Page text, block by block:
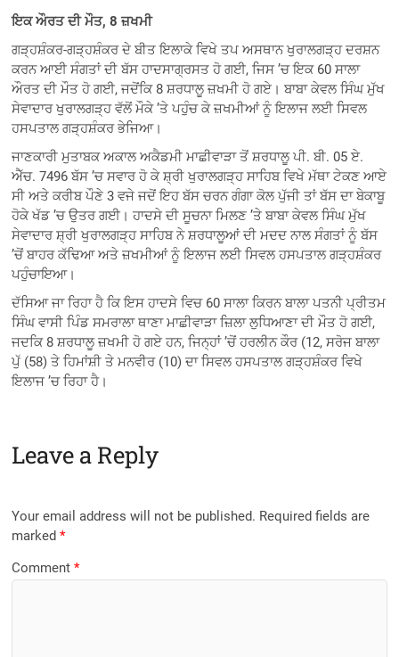
ਇਕ ਔਰਤ ਦੀ ਮੌਤ, 8 ਜ਼ਖਮੀ
ਗੜ੍ਹਸ਼ੰਕਰ-ਗੜ੍ਹਸ਼ੰਕਰ ਦੇ ਬੀਤ ਇਲਾਕੇ ਵਿਖੇ ਤਪ ਅਸਥਾਨ ਖੁਰਾਲਗੜ੍ਹ ਦਰਸ਼ਨ
ਕਰਨ ਆਈ ਸੰਗਤਾਂ ਦੀ ਬੱਸ ਹਾਦਸਾਗ੍ਰਸਤ ਹੋ ਗਈ, ਜਿਸ ’ਚ ਇਕ 60 ਸਾਲਾ
ਔਰਤ ਦੀ ਮੌਤ ਹੋ ਗਈ, ਜਦੋਂਕਿ 8 ਸ਼ਰਧਾਲੂ ਜ਼ਖਮੀ ਹੋ ਗਏ। ਬਾਬਾ ਕੇਵਲ ਸਿੰਘ ਮੁੱਖ
ਸੇਵਾਦਾਰ ਖੁਰਾਲਗੜ੍ਹ ਵੱਲੋਂ ਮੌਕੇ ’ਤੇ ਪਹੁੰਚ ਕੇ ਜ਼ਖਮੀਆਂ ਨੂੰ ਇਲਾਜ ਲਈ ਸਿਵਲ
ਹਸਪਤਾਲ ਗੜ੍ਹਸ਼ੰਕਰ ਭੇਜਿਆ।
ਜਾਣਕਾਰੀ ਮੁਤਾਬਕ ਅਕਾਲ ਅਕੈਡਮੀ ਮਾਛੀਵਾੜਾ ਤੋਂ ਸ਼ਰਧਾਲੂ ਪੀ. ਬੀ. 05 ਏ.
ਐੱਚ. 7496 ਬੱਸ ’ਚ ਸਵਾਰ ਹੋ ਕੇ ਸ਼੍ਰੀ ਖੁਰਾਲਗੜ੍ਹ ਸਾਹਿਬ ਵਿਖੇ ਮੱਥਾ ਟੇਕਣ ਆਏ
ਸੀ ਅਤੇ ਕਰੀਬ ਪੌਣੇ 3 ਵਜੇ ਜਦੋਂ ਇਹ ਬੱਸ ਚਰਨ ਗੰਗਾ ਕੋਲ ਪੁੱਜੀ ਤਾਂ ਬੱਸ ਦਾ ਬੇਕਾਬੂ
ਹੋਕੇ ਖੱਡ ’ਚ ਉਤਰ ਗਈ। ਹਾਦਸੇ ਦੀ ਸੂਚਨਾ ਮਿਲਣ ’ਤੇ ਬਾਬਾ ਕੇਵਲ ਸਿੰਘ ਮੁੱਖ
ਸੇਵਾਦਾਰ ਸ਼੍ਰੀ ਖੁਰਾਲਗੜ੍ਹ ਸਾਹਿਬ ਨੇ ਸ਼ਰਧਾਲੂਆਂ ਦੀ ਮਦਦ ਨਾਲ ਸੰਗਤਾਂ ਨੂੰ ਬੱਸ
’ਚੋਂ ਬਾਹਰ ਕੱਢਿਆ ਅਤੇ ਜ਼ਖਮੀਆਂ ਨੂੰ ਇਲਾਜ ਲਈ ਸਿਵਲ ਹਸਪਤਾਲ ਗੜ੍ਹਸ਼ੰਕਰ
ਪਹੁੰਚਾਇਆ।
ਦੱਸਿਆ ਜਾ ਰਿਹਾ ਹੈ ਕਿ ਇਸ ਹਾਦਸੇ ਵਿਚ 60 ਸਾਲਾ ਕਿਰਨ ਬਾਲਾ ਪਤਨੀ ਪ੍ਰੀਤਮ
ਸਿੰਘ ਵਾਸੀ ਪਿੰਡ ਸਮਰਾਲਾ ਥਾਣਾ ਮਾਛੀਵਾੜਾ ਜ਼ਿਲਾ ਲੁਧਿਆਣਾ ਦੀ ਮੌਤ ਹੋ ਗਈ,
ਜਦਕਿ 8 ਸ਼ਰਧਾਲੂ ਜ਼ਖਮੀ ਹੋ ਗਏ ਹਨ, ਜਿਨ੍ਹਾਂ ’ਚੋਂ ਹਰਲੀਨ ਕੌਰ (12, ਸਰੋਜ ਬਾਲਾ
ਪੁੱ (58) ਤੇ ਹਿਮਾਂਸ਼ੀ ਤੇ ਮਨਵੀਰ (10) ਦਾ ਸਿਵਲ ਹਸਪਤਾਲ ਗੜ੍ਹਸ਼ੰਕਰ ਵਿਖੇ
ਇਲਾਜ ’ਚ ਰਿਹਾ ਹੈ।
Leave a Reply
Your email address will not be published. Required fields are
marked*
Comment*